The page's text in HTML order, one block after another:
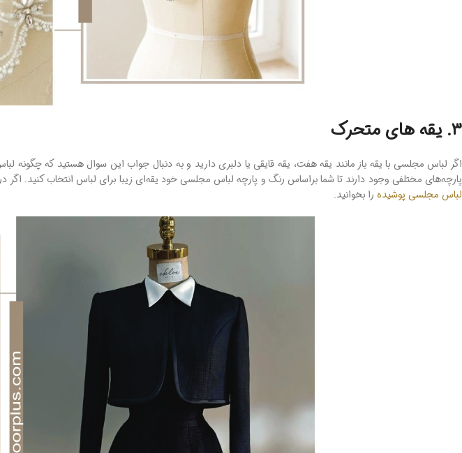
3. یقه های متحرک
اگر لباس مجلسی با یقه باز مانند یقه هفت، یقه قایقی یا دلبری دارید و به دنبال جواب این سوال هستید که
پارچه‌های مختلفی وجود دارند تا شما براساس رنگ و پارچه لباس مجلسی خود یقه‌ای زیبا برای لباس انتخاب کنید. اگر
لباس مجلسی پوشیده را بخوانید.